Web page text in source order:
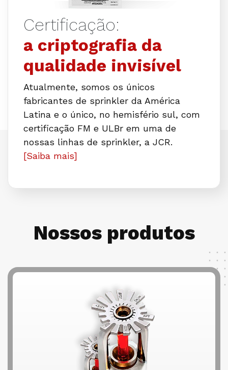
Certificação:
a criptografia da
qualidade invisível
Atualmente, somos os únicos
fabricantes de sprinkler da América
Latina e o único, no hemisfério sul, com
certificação FM e ULBr em uma de
nossas linhas de sprinkler, a JCR.
[Saiba mais]
Nossos produtos